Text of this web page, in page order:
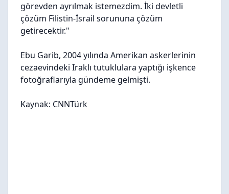
görevden ayrılmak istemezdim. İki devletli
çözüm Filistin-İsrail sorununa çözüm
getirecektir."
Ebu Garib, 2004 yılında Amerikan askerlerinin
cezaevindeki Iraklı tutuklulara yaptığı işkence
fotoğraflarıyla gündeme gelmişti.
Kaynak: CNNTürk